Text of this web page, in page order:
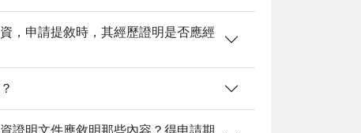
，申請提敘時，其經歷證明是否應經